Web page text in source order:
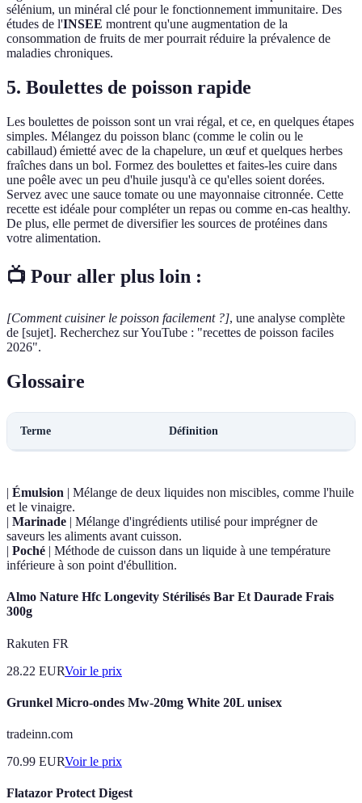
sélénium, un minéral clé pour le fonctionnement immunitaire. Des
études de l'INSEE montrent qu'une augmentation de la
consommation de fruits de mer pourrait réduire la prévalence de
maladies chroniques.
5. Boulettes de poisson rapide
Les boulettes de poisson sont un vrai régal, et ce, en quelques étapes
simples. Mélangez du poisson blanc (comme le colin ou le
cabillaud) émietté avec de la chapelure, un œuf et quelques herbes
fraîches dans un bol. Formez des boulettes et faites-les cuire dans
une poêle avec un peu d'huile jusqu'à ce qu'elles soient dorées.
Servez avec une sauce tomate ou une mayonnaise citronnée. Cette
recette est idéale pour compléter un repas ou comme en-cas healthy.
De plus, elle permet de diversifier les sources de protéines dans
votre alimentation.
📺 Pour aller plus loin :
[Comment cuisiner le poisson facilement ?], une analyse complète
de [sujet]. Recherchez sur YouTube : "recettes de poisson faciles
2026".
Glossaire
Terme Définition
| Émulsion | Mélange de deux liquides non miscibles, comme l'huile
et le vinaigre.
| Marinade | Mélange d'ingrédients utilisé pour imprégner de
saveurs les aliments avant cuisson.
| Poché | Méthode de cuisson dans un liquide à une température
inférieure à son point d'ébullition.
Almo Nature Hfc Longevity Stérilisés Bar Et Daurade Frais
300g
Rakuten FR
28.22 EURVoir le prix
Grunkel Micro-ondes Mw-20mg White 20L unisex
tradeinn.com
70.99 EURVoir le prix
Flatazor Protect Digest